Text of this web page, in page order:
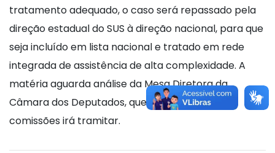
tratamento adequado, o caso será repassado pela
direção estadual do SUS à direção nacional, para que
seja incluído em lista nacional e tratado em rede
integrada de assistência de alta complexidade. A
matéria aguarda análise da Mesa Diretora da
Câmara dos Deputados, que definirá por quais
comissões irá tramitar.